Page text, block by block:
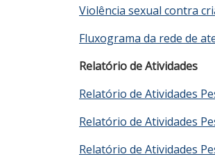
Violência sexual contra
Fluxograma da rede de
Relatório de Atividades
Relatório de Atividades
Relatório de Atividades
Relatório de Atividades